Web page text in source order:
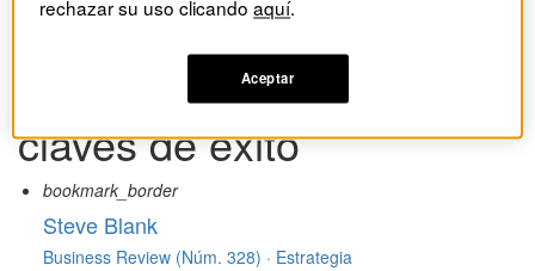
tag
Artículos con el Tag:
claves de éxito
bookmark_border
Steve Blank
Business Review (Núm. 328) · Estrategia
rechazar su uso clicandoaquí.
Aceptar